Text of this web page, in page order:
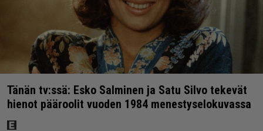
Tänän tv:ssä: Esko Salminen ja Satu Silvo tekevät
hienot pääroolit vuoden 1984 menestyselokuvassa